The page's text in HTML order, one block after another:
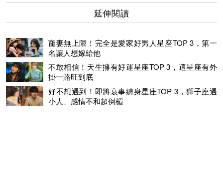
延伸閱讀
寵妻無上限！完全是愛家好男人星座TOP 3，第一
名讓人想嫁給他
不敢相信！天生擁有好運星座TOP 3，這星座有外
掛一路旺到底
好不想遇到！即將衰事纏身星座TOP 3，獅子座遇
小人、感情不和超倒楣